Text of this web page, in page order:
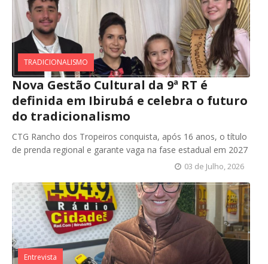
TRADICIONALISMO
Nova Gestão Cultural da 9ª RT é
definida em Ibirubá e celebra o futuro
do tradicionalismo
CTG Rancho dos Tropeiros conquista, após 16 anos, o título
de prenda regional e garante vaga na fase estadual em 2027
03 de Julho, 2026
Entrevista